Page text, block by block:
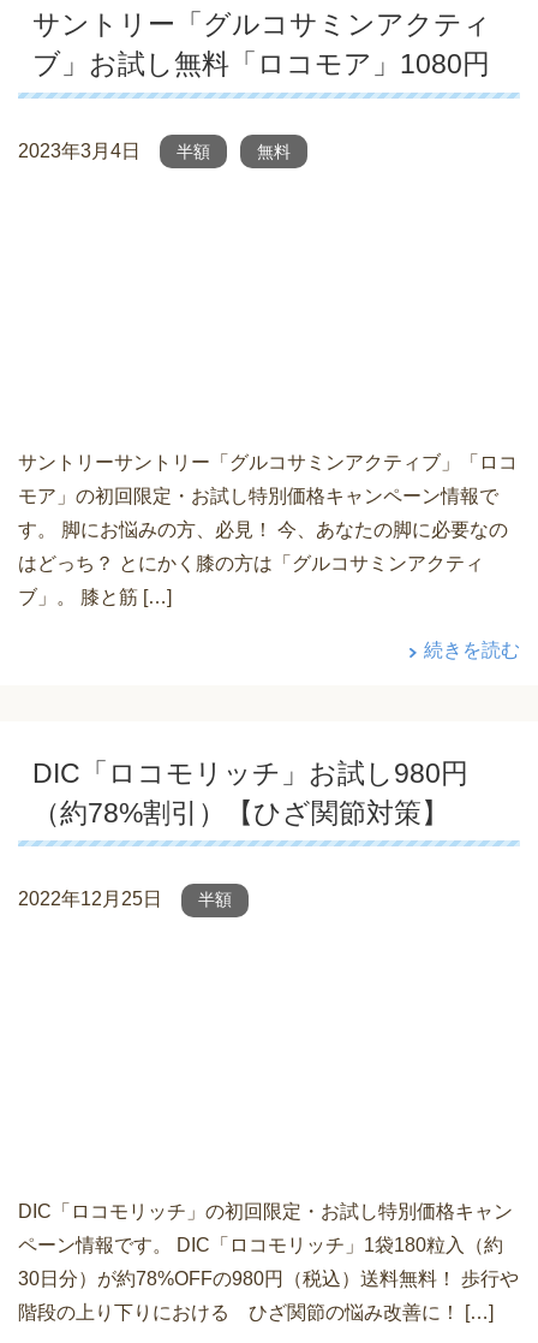
サントリー「グルコサミンアクティ
ブ」お試し無料「ロコモア」1080円
2023年3月4日 半額 無料
サントリーサントリー「グルコサミンアクティブ」「ロコ
モア」の初回限定・お試し特別価格キャンペーン情報で
す。 脚にお悩みの方、必見！ 今、あなたの脚に必要なの
はどっち？ とにかく膝の方は「グルコサミンアクティ
ブ」。 膝と筋 […]
続きを読む
DIC「ロコモリッチ」お試し980円
（約78%割引）【ひざ関節対策】
2022年12月25日 半額
DIC「ロコモリッチ」の初回限定・お試し特別価格キャン
ペーン情報です。 DIC「ロコモリッチ」1袋180粒入（約
30日分）が約78%OFFの980円（税込）送料無料！ 歩行や
階段の上り下りにおける ひざ関節の悩み改善に！ […]